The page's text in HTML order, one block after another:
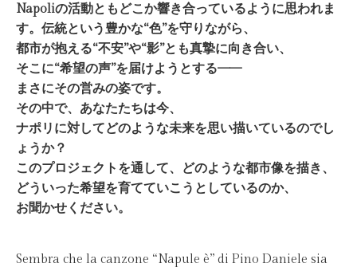
Napoliの活動ともどこか響き合っているように思われま
す。伝統という豊かな“色”を守りながら、
都市が抱える“不安”や“影”とも真摯に向き合い、
そこに“希望の声”を届けようとする——
まさにその営みの姿です。
その中で、あなたたちは今、
ナポリに対してどのような未来を思い描いているのでし
ょうか？
このプロジェクトを通して、どのような都市像を描き、
どういった希望を育てていこうとしているのか、
お聞かせください。
Sembra che la canzone “Napule è” di Pino Daniele sia